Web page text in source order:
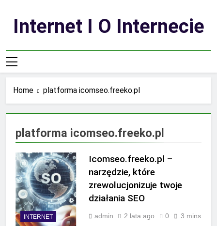
contentInternet I O Internecie
Home platforma icomseo.freeko.pl
platforma icomseo.freeko.pl
INTERNET
Icomseo.freeko.pl –
narzędzie, które
zrewolucjonizuje twoje
działania SEO
admin 2 lata ago 0 3 mins